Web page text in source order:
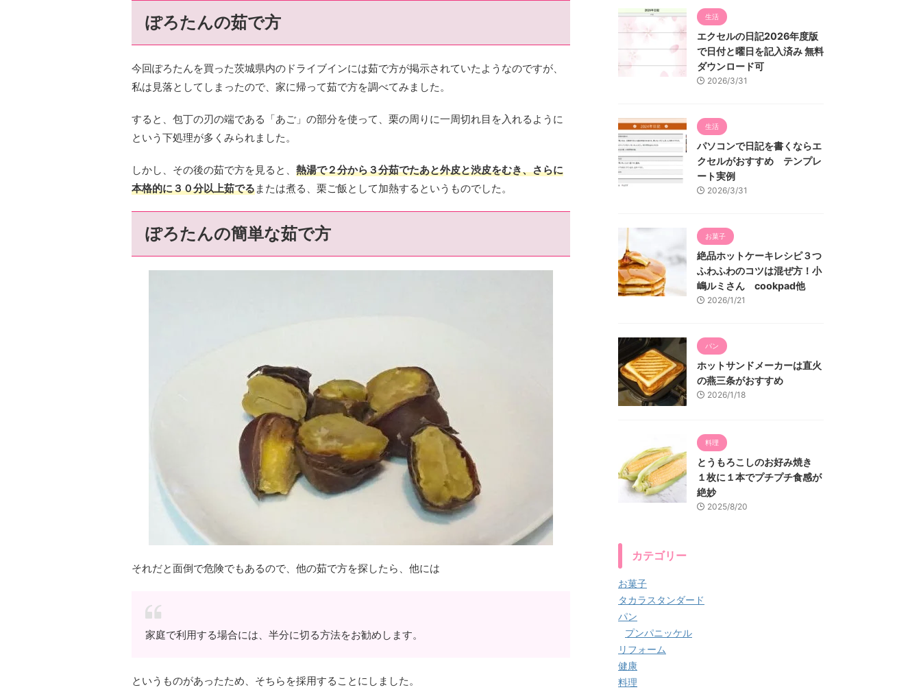
ぽろたんの茹で方
今回ぽろたんを買った茨城県内のドライブインには茹で方が掲示されていたようなのですが、
私は見落としてしまったので、家に帰って茹で方を調べてみました。
すると、包丁の刃の端である「あご」の部分を使って、栗の周りに一周切れ目を入れるように
という下処理が多くみられました。
しかし、その後の茹で方を見ると、 熱湯で２分から３分茹でたあと外皮と渋皮をむき、さらに
本格的に３０分以上茹でるまたは煮る、栗ご飯として加熱するというものでした。
ぽろたんの簡単な茹で方
それだと面倒で危険でもあるので、他の茹で方を探したら、他には
家庭で利用する場合には、半分に切る方法をお勧めします。
というものがあったため、そちらを採用することにしました。
生活
エクセルの日記2026年度版
で日付と曜日を記入済み 無料
ダウンロード可
2026/3/31
生活
パソコンで日記を書くならエ
クセルがおすすめ テンプレ
ート実例
2026/3/31
お菓子
絶品ホットケーキレシピ３つ
ふわふわのコツは混ぜ方！小
嶋ルミさん cookpad他
2026/1/21
パン
ホットサンドメーカーは直火
の燕三条がおすすめ
2026/1/18
料理
とうもろこしのお好み焼き
１枚に１本でプチプチ食感が
絶妙
2025/8/20
カテゴリー
お菓子
タカラスタンダード
パン
プンパニッケル
リフォーム
健康
料理